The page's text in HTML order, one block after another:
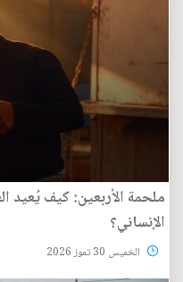
ملحمة الأربعين: كيف يُعيد
الإنساني؟
الخميس 30 تموز 2026